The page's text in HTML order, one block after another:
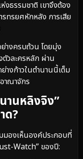
งธรรมชาติ เขาจึงต้อง
ทรยศหักหลัง การเสีย
างครบถ้วน โดยมุ่ง
ตัวละครหลัก ผ่าน
งก้าวในตำนานนี้เต็ม
าณาจักร
านหลิงจิง”
ด?
มองเห็นองค์ประกอบที่
Watch” ของปี: